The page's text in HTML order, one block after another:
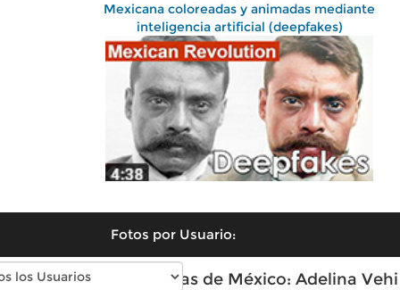
Mexicana coloreadas y animadas mediante
inteligencia artificial (deepfakes)
Fotos por Usuario:
Fotos antiguas de Divas de México: Adelina Vehi